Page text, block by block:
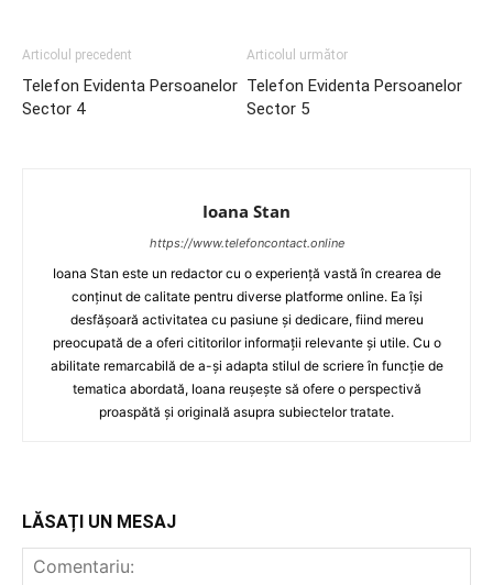
Articolul precedent
Telefon Evidenta Persoanelor
Sector 4
Articolul următor
Telefon Evidenta Persoanelor
Sector 5
Ioana Stan
https://www.telefoncontact.online
Ioana Stan este un redactor cu o experiență vastă în crearea de
conținut de calitate pentru diverse platforme online. Ea își
desfășoară activitatea cu pasiune și dedicare, fiind mereu
preocupată de a oferi cititorilor informații relevante și utile. Cu o
abilitate remarcabilă de a-și adapta stilul de scriere în funcție de
tematica abordată, Ioana reușește să ofere o perspectivă
proaspătă și originală asupra subiectelor tratate.
LĂSAȚI UN MESAJ